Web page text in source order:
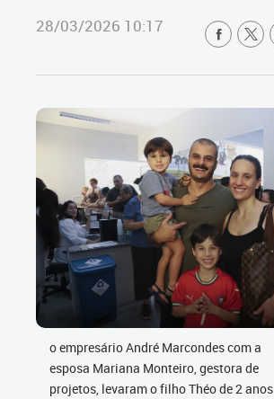
28/03/2026 10:17
o empresário André Marcondes com a
esposa Mariana Monteiro, gestora de
projetos, levaram o filho Théo de 2 anos